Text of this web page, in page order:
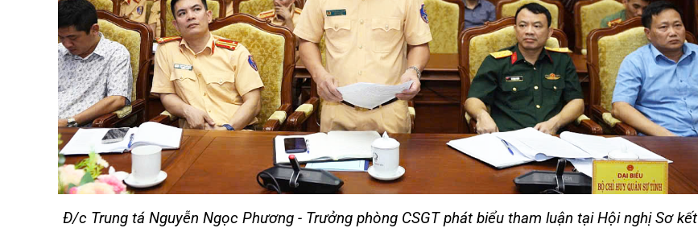
Đ/c Trung tá Nguyễn Ngọc Phương - Trưởng phòng CSGT phát biểu tham luận tại Hội nghị Sơ kết